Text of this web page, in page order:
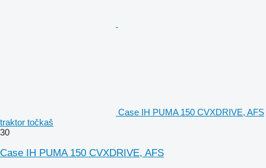
Case IH PUMA 150 CVXDRIVE, AFS
traktor točkaš
30
Case IH PUMA 150 CVXDRIVE, AFS